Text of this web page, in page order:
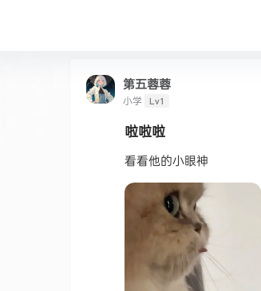
第五蓉蓉
小学 Lv1
啦啦啦
看看他的小眼神